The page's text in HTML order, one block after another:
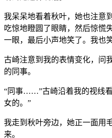
我呆呆地看着秋叶，她也注意
吃惊地瞪圆了眼睛，然后惊慌
一眼，最后小声地笑了。我也笑
古崎注意到我的表情变化，问
的同事。
“同事……”古崎沿着我的视线
女的。”
我走到秋叶旁边，她正一面用
来。